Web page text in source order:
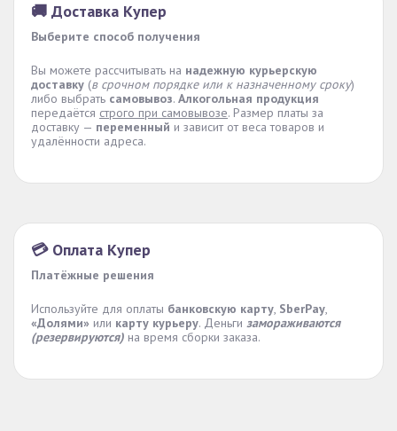
🚚 Доставка Купер
Выберите способ получения
Вы можете рассчитывать на надежную курьерскую
доставку (в срочном порядке или к назначенному сроку)
либо выбрать самовывоз. Алкогольная продукция
передаётся строго при самовывозе. Размер платы за
доставку — переменный и зависит от веса товаров и
удалённости адреса.
💳 Оплата Купер
Платёжные решения
Используйте для оплаты банковскую карту, SberPay,
«Долями» или карту курьеру. Деньги замораживаются
(резервируются) на время сборки заказа.